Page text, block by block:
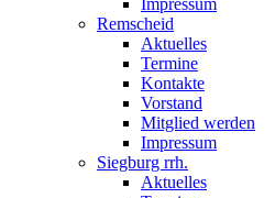
Impressum
Remscheid
Aktuelles
Termine
Kontakte
Vorstand
Mitglied werden
Impressum
Siegburg rrh.
Aktuelles